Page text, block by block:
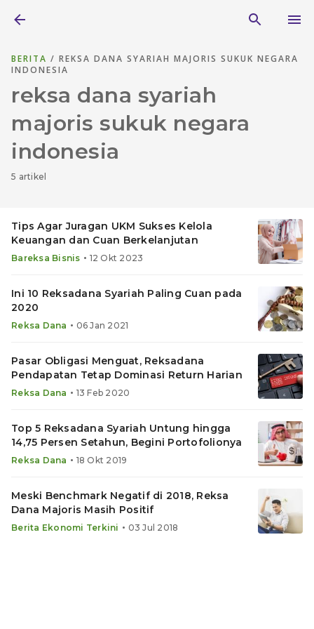
BERITA / REKSA DANA SYARIAH MAJORIS SUKUK NEGARA
INDONESIA
reksa dana syariah
majoris sukuk negara
indonesia
5 artikel
Tips Agar Juragan UKM Sukses Kelola
Keuangan dan Cuan Berkelanjutan
Bareksa Bisnis • 12 Okt 2023
Ini 10 Reksadana Syariah Paling Cuan pada
2020
Reksa Dana • 06 Jan 2021
Pasar Obligasi Menguat, Reksadana
Pendapatan Tetap Dominasi Return Harian
Reksa Dana • 13 Feb 2020
Top 5 Reksadana Syariah Untung hingga
14,75 Persen Setahun, Begini Portofolionya
Reksa Dana • 18 Okt 2019
Meski Benchmark Negatif di 2018, Reksa
Dana Majoris Masih Positif
Berita Ekonomi Terkini • 03 Jul 2018